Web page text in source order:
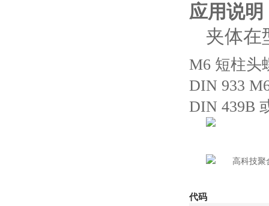
应用说明
夹体在
M6 短柱头
DIN 933
DIN 439B
代码